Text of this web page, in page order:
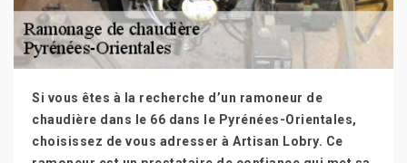
Si vous êtes à la recherche d’un ramoneur de
chaudière dans le 66 dans le Pyrénées-Orientales,
choisissez de vous adresser à Artisan Lobry. Ce